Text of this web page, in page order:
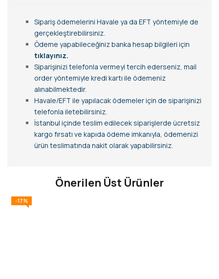
Sipariş ödemelerini Havale ya da EFT yöntemiyle de
gerçekleştirebilirsiniz.
Ödeme yapabileceğiniz banka hesap bilgileri için
tıklayınız.
Siparişinizi telefonla vermeyi tercih ederseniz, mail
order yöntemiyle kredi kartı ile ödemeniz
alınabilmektedir.
Havale/EFT ile yapılacak ödemeler için de siparişinizi
telefonla iletebilirsiniz.
İstanbul içinde teslim edilecek siparişlerde ücretsiz
kargo fırsatı ve kapıda ödeme imkanıyla, ödemenizi
ürün teslimatında nakit olarak yapabilirsiniz.
Önerilen Üst Ürünler
-17%